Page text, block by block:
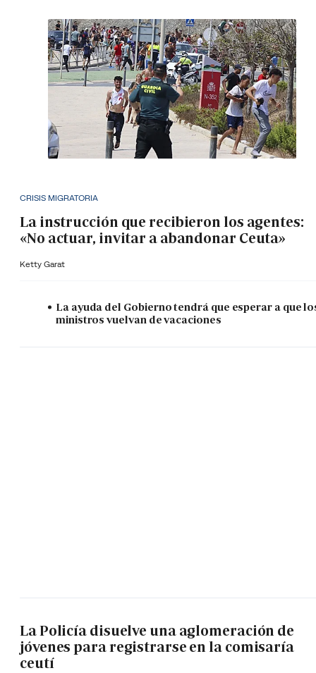
CRISIS MIGRATORIA
La instrucción que recibieron los agentes:
«No actuar, invitar a abandonar Ceuta»
Ketty Garat
La ayuda del Gobierno tendrá que esperar a que
ministros vuelvan de vacaciones
La Policía disuelve una aglomeración de
jóvenes para registrarse en la comisaría
ceutí